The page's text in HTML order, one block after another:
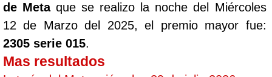
de Metaque se realizo la noche del Miércoles
12 de Marzo del 2025, el premio mayor fue:
2305 serie 015.
Mas resultados